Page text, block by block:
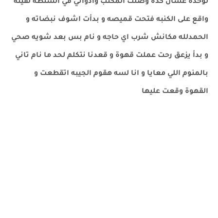
لوحدة عشان كده وصلت المكتب وادواتي في الشنطه لقيته
واقع على الكنبه فتحت قميصه و بدأت اشوف نبضاته و
الحمدلله مكانش شرب اي حاجه و نام بس بعد شويه صحي
و بدأ يزعق رحت عملت قهوة و قعدنا نتكلم لحد ما نام تاني
بالمنوم اللي معايا و انا لسه هقوم الجيبه اتقطعت و
القهوة وقعت عليها